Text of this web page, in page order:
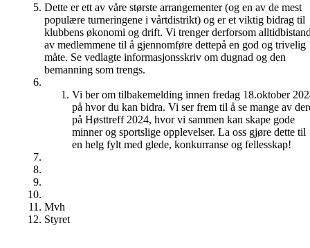
Dette er ett av våre største arrangementer (og en av de mest
populære turneringene i vårtdistrikt) og er et viktig bidrag til
klubbens økonomi og drift. Vi trenger derforsom
av medlemmene til å gjennomføre dettepå en god og trivelig
måte. Se vedlagte informasjonsskriv om dugnad og den
bemanning som trengs.
Vi ber om tilbakemelding innen fredag 18.oktober
på hvor du kan bidra. Vi ser frem til å se mange av
på Høsttreff 2024, hvor vi sammen kan skape gode
minner og sportslige opplevelser. La oss gjøre dette til
en helg fylt med glede, konkurranse og fellesskap!
Mvh
Styret